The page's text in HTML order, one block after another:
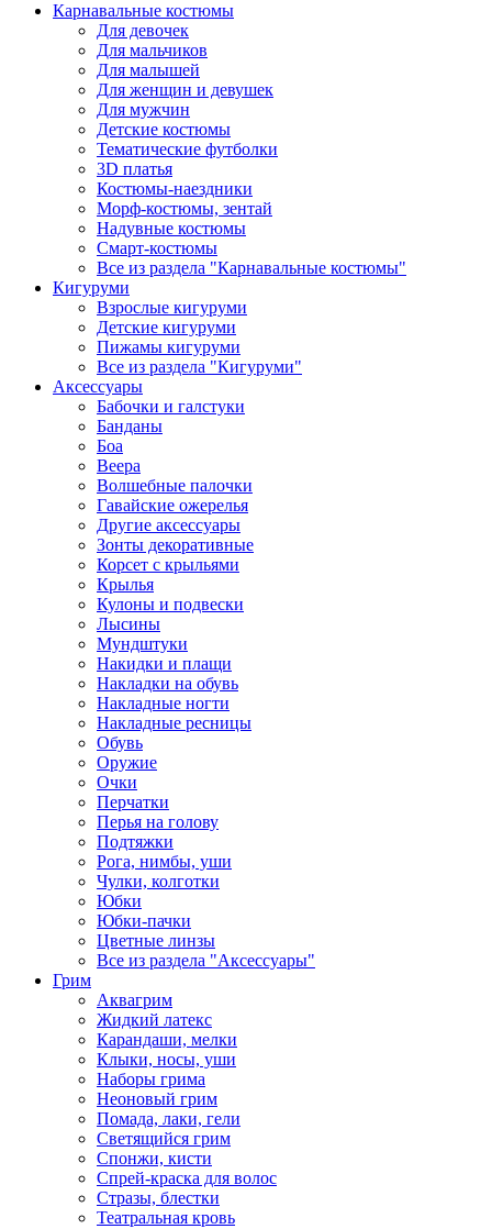
Карнавальные костюмы
Для девочек
Для мальчиков
Для малышей
Для женщин и девушек
Для мужчин
Детские костюмы
Тематические футболки
3D платья
Костюмы-наездники
Морф-костюмы, зентай
Надувные костюмы
Смарт-костюмы
Все из раздела "Карнавальные костюмы"
Кигуруми
Взрослые кигуруми
Детские кигуруми
Пижамы кигуруми
Все из раздела "Кигуруми"
Аксессуары
Бабочки и галстуки
Банданы
Боа
Веера
Волшебные палочки
Гавайские ожерелья
Другие аксессуары
Зонты декоративные
Корсет с крыльями
Крылья
Кулоны и подвески
Лысины
Мундштуки
Накидки и плащи
Накладки на обувь
Накладные ногти
Накладные ресницы
Обувь
Оружие
Очки
Перчатки
Перья на голову
Подтяжки
Рога, нимбы, уши
Чулки, колготки
Юбки
Юбки-пачки
Цветные линзы
Все из раздела "Аксессуары"
Грим
Аквагрим
Жидкий латекс
Карандаши, мелки
Клыки, носы, уши
Наборы грима
Неоновый грим
Помада, лаки, гели
Светящийся грим
Спонжи, кисти
Спрей-краска для волос
Стразы, блестки
Театральная кровь